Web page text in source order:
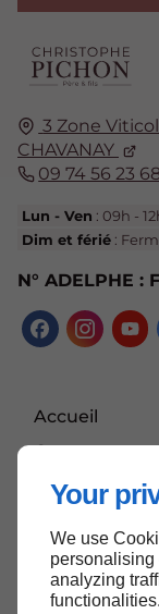
Your
We use
personalising
analyzing
3 Zone
CHAVANAY
09 74 56 23
Lun - Ven : 09h -
Dim et férié :
N° ADELPHE :
Accueil
Contactez-
Mentions